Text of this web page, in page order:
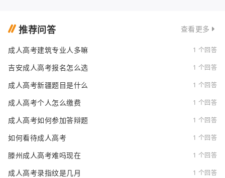
推荐问答 查看更多
成人高考建筑专业人多嘛 1 个回答
吉安成人高考报名怎么选 1 个回答
成人高考新疆题目是什么 1 个回答
成人高考个人怎么缴费 1 个回答
成人高考如何参加答辩题 1 个回答
如何看待成人高考 1 个回答
滕州成人高考难吗现在 1 个回答
成人高考录指纹是几月 1 个回答